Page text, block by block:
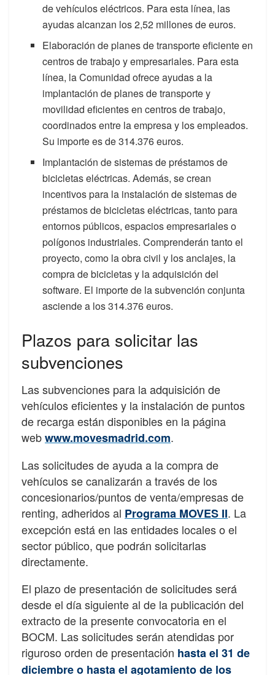
de vehículos eléctricos. Para esta línea, las
ayudas alcanzan los 2,52 millones de euros.
Elaboración de planes de transporte eficiente en
centros de trabajo y empresariales. Para esta
línea, la Comunidad ofrece ayudas a la
implantación de planes de transporte y
movilidad eficientes en centros de trabajo,
coordinados entre la empresa y los empleados.
Su importe es de 314.376 euros.
Implantación de sistemas de préstamos de
bicicletas eléctricas. Además, se crean
incentivos para la instalación de sistemas de
préstamos de bicicletas eléctricas, tanto para
entornos públicos, espacios empresariales o
polígonos industriales. Comprenderán tanto el
proyecto, como la obra civil y los anclajes, la
compra de bicicletas y la adquisición del
software. El importe de la subvención conjunta
asciende a los 314.376 euros.
Plazos para solicitar las
subvenciones
Las subvenciones para la adquisición de
vehículos eficientes y la instalación de puntos
de recarga están disponibles en la página
webwww.movesmadrid.com.
Las solicitudes de ayuda a la compra de
vehículos se canalizarán a través de los
concesionarios/puntos de venta/empresas de
renting, adheridos al Programa MOVES II. La
excepción está en las entidades locales o el
sector público, que podrán solicitarlas
directamente.
El plazo de presentación de solicitudes será
desde el día siguiente al de la publicación del
extracto de la presente convocatoria en el
BOCM. Las solicitudes serán atendidas por
riguroso orden de presentación hasta el 31 de
diciembre o hasta el agotamiento de los